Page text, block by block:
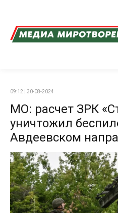
09:12 | 30-08-2024
МО: расчет ЗРК
уничтожил
Авдеевском